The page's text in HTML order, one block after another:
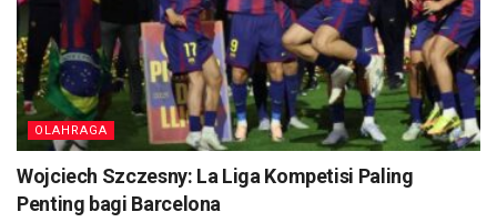
OLAHRAGA
Wojciech Szczesny: La Liga Kompetisi Paling
Penting bagi Barcelona